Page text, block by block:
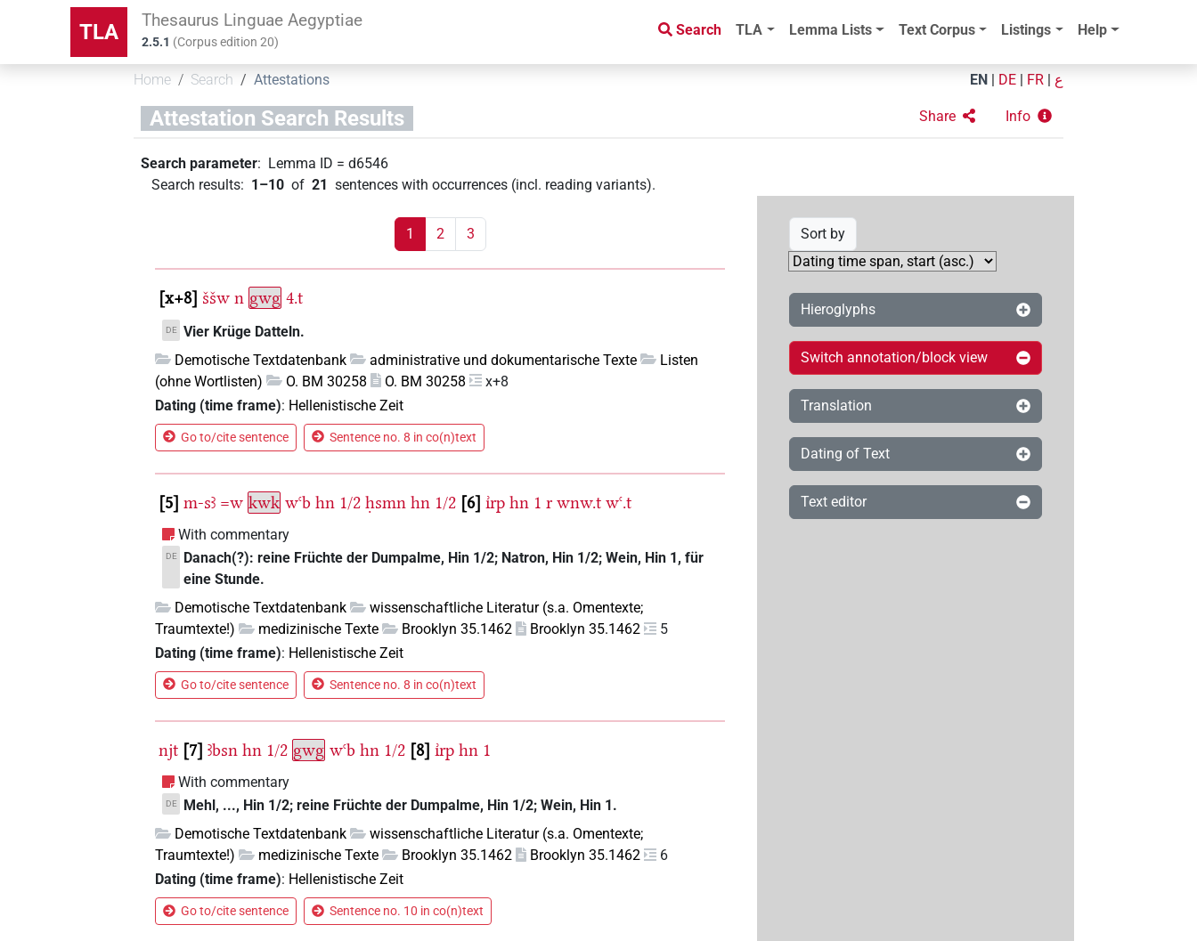
TLA Thesaurus Linguae Aegyptiae
2.5.1 (Corpus edition20)
Search TLA Lemma Lists Text Corpus Listings Help
Home Search Attestations EN DE FR ع
Attestation Search Results Share Info
Search parameter: Lemma ID =d6546
Search results: 1–10 of 21 sentences with occurrences (incl. reading variants).
1 2 3
x+8 ššw n gwg 4.t
DE Vier Krüge Datteln.
Demotische Textdatenbank
administrative und dokumentarische Texte
Listen
(ohne Wortlisten)
O. BM 30258 O. BM 30258
x+8
Dating (time frame): Hellenistische Zeit
Go to/cite sentence Sentence no. 8 in co(n)text
5 m-sꜣ =w kwk wꜥb hn 1/2 ḥsmn hn 1/2 6 ı͗rp hn 1 r wnw.t wꜥ.t
With commentary
DE
Danach(?): reine Früchte der Dumpalme, Hin 1/2; Natron, Hin 1/2; Wein, Hin 1, für
eine Stunde.
Demotische Textdatenbank
wissenschaftliche Literatur (s.a. Omentexte;
Traumtexte!)
medizinische Texte Brooklyn 35.1462 Brooklyn 35.1462
5
Dating (time frame): Hellenistische Zeit
Go to/cite sentence Sentence no. 8 in co(n)text
njt 7 ꜣbsn hn 1/2 gwg wꜥb hn 1/2 8 ı͗rp hn 1
With commentary
DE
Mehl, ..., Hin 1/2; reine Früchte der Dumpalme, Hin 1/2; Wein, Hin 1.
Demotische Textdatenbank
wissenschaftliche Literatur (s.a. Omentexte;
Traumtexte!)
medizinische Texte Brooklyn 35.1462 Brooklyn 35.1462
6
Dating (time frame): Hellenistische Zeit
Go to/cite sentence Sentence no. 10 in co(n)text
Sort by
Hieroglyphs
Switch annotation/block view
Translation
Dating of Text
Text editor